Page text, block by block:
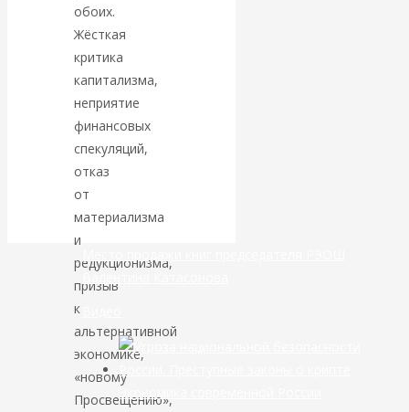
считает, что
кризис в
банковской
сфере России
уже начался
обоих.
Жёсткая
критика
капитализма,
неприятие
финансовых
спекуляций,
отказ
от
материализма
и
редукционизма,
призыв
к
альтернативной
экономике,
«новому
Просвещению»,
Валентина Катасонова